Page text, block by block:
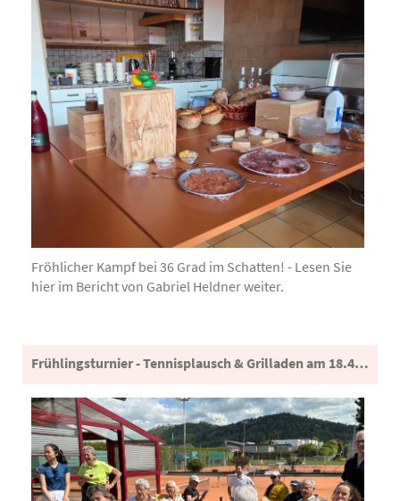
Fröhlicher Kampf bei 36 Grad im Schatten! - Lesen Sie
hier im Bericht von Gabriel Heldner weiter.
Frühlingsturnier - Tennisplausch & Grilladen am 18.4.2026